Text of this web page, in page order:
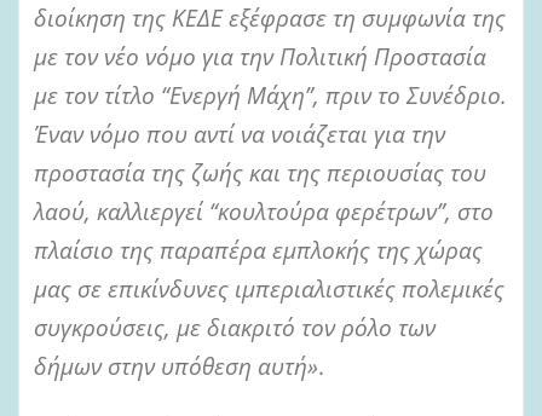
διοίκηση της ΚΕΔΕ εξέφρασε τη συμφωνία της
με τον νέο νόμο για την Πολιτική Προστασία
με τον τίτλο “Ενεργή Μάχη”, πριν το Συνέδριο.
Έναν νόμο που αντί να νοιάζεται για την
προστασία της ζωής και της περιουσίας του
λαού, καλλιεργεί “κουλτούρα φερέτρων”, στο
πλαίσιο της παραπέρα εμπλοκής της χώρας
μας σε επικίνδυνες ιμπεριαλιστικές πολεμικές
συγκρούσεις, με διακριτό τον ρόλο των
δήμων στην υπόθεση αυτή».